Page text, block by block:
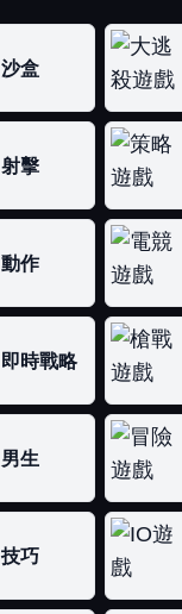
沙盒
射擊
動作
即時戰略
男生
技巧